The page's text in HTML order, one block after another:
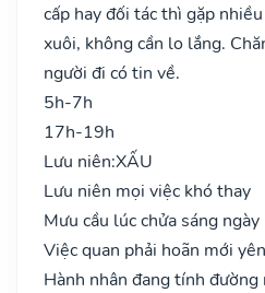
cấp hay đối tác thì gặp
xuôi, không cần lo lắng.
người đi có tin về.
5h-7h
17h-19h
Lưu niên:XẤU
Lưu niên mọi việc khó thay
Mưu cầu lúc chửa sáng
Việc quan phải hoãn mới yên
Hành nhân đang tính đường